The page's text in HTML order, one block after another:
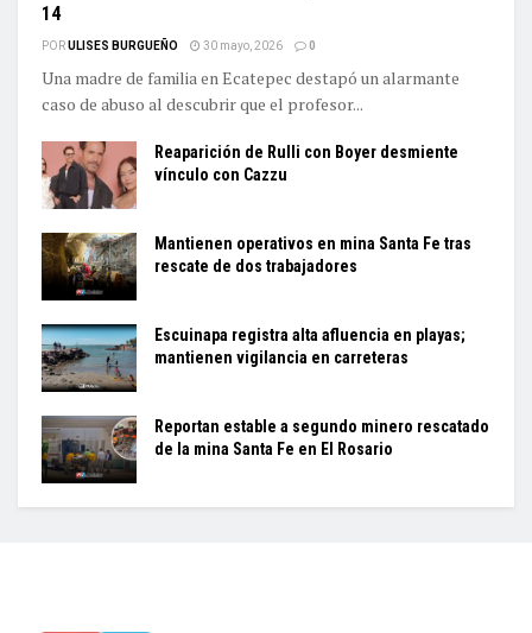
14
PORULISES BURGUEÑO 30 mayo, 2026 0
Una madre de familia en Ecatepec destapó un alarmante
caso de abuso al descubrir que el profesor...
Reaparición de Rulli con Boyer desmiente
vínculo con Cazzu
Mantienen operativos en mina Santa Fe tras
rescate de dos trabajadores
Escuinapa registra alta afluencia en playas;
mantienen vigilancia en carreteras
Reportan estable a segundo minero rescatado
de la mina Santa Fe en El Rosario